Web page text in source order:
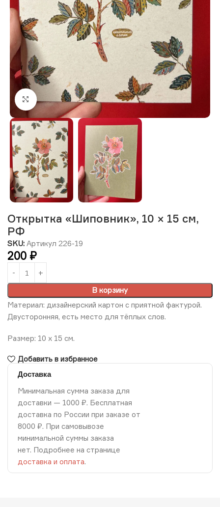
Нажмите, чтобы увеличить изображение
Открытка «Шиповник», 10 × 15 см,
РФ
SKU: Артикул 226-19
200 ₽
В корзину
Материал: дизайнерский картон с приятной фактурой.
Двусторонняя, есть место для тёплых слов.
Размер: 10 х 15 см.
Добавить в избранное
Доставка
Минимальная сумма заказа для
доставки — 1000 ₽. Бесплатная
доставка по России при заказе от
8000 ₽. При самовывозе
минимальной суммы заказа
нет. Подробнее на странице
доставка и оплата.